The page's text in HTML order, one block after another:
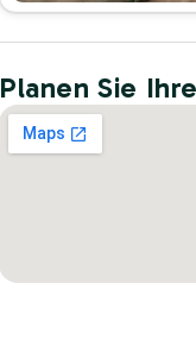
Planen Sie